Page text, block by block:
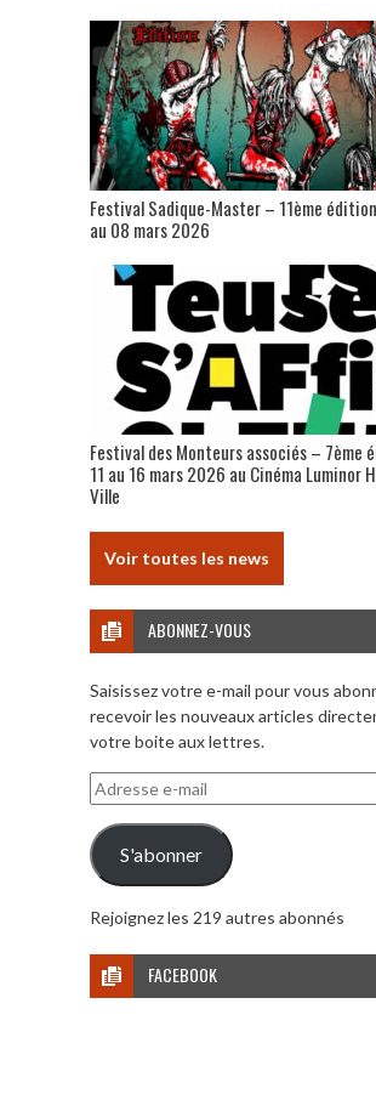
Festival Sadique-Master – 11ème
au 08 mars 2026
Festival des Monteurs associés – 7ème
11 au 16 mars 2026 au Cinéma Luminor
Ville
Voir toutes les news
ABONNEZ-VOUS
Saisissez votre e-mail pour vous
recevoir les nouveaux articles
votre boite aux lettres.
Adresse
e-
mail
S'abonner
Rejoignez les 219 autres abonnés
FACEBOOK